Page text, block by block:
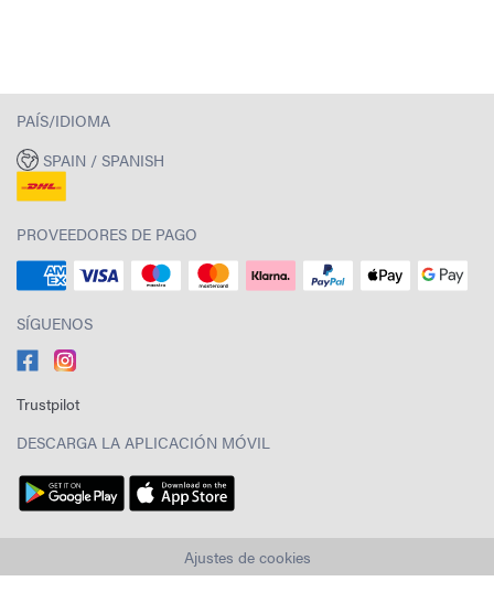
PAÍS/IDIOMA
SPAIN / SPANISH
PROVEEDORES DE PAGO
SÍGUENOS
Trustpilot
DESCARGA LA APLICACIÓN MÓVIL
Ajustes de cookies